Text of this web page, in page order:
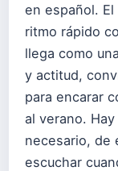
en español.
ritmo rápido
llega como
y actitud,
para encarar
al verano.
necesario, de
escuchar